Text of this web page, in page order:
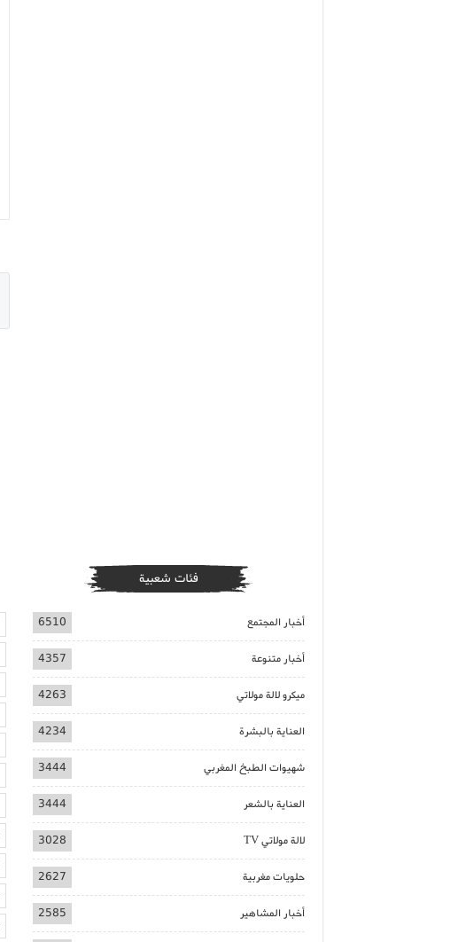
فئات شعبية
أخبار المجتمع 6510
أخبار متنوعة 4357
ميكرو لالة مولاتي 4263
العناية بالبشرة 4234
شهيوات الطبخ المغربي 3444
العناية بالشعر 3444
لالة مولاتي TV 3028
حلويات مغربية 2627
أخبار المشاهير 2585